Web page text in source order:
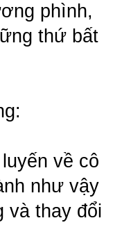
phình,
thứ bất
về cô
như vậy
và thay đổi